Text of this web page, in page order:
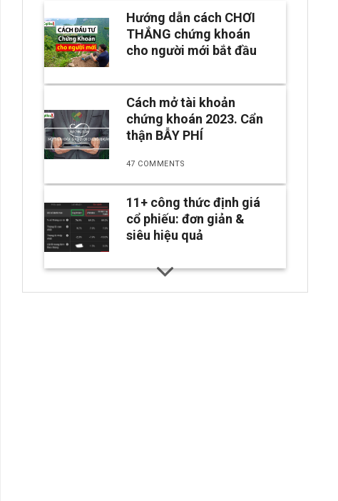
Hướng dẫn cách CHƠI
THẮNG chứng khoán
cho người mới bắt đầu
Cách mở tài khoản
chứng khoán 2023. Cẩn
thận BẪY PHÍ
47 COMMENTS
11+ công thức định giá
cổ phiếu: đơn giản &
siêu hiệu quả